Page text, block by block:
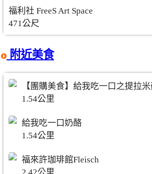
福利社 FreeS Art Space
471公尺
附近美食
【團購美食】給我吃一口之提拉
1.54公里
給我吃一口奶酪
1.54公里
福來許珈琲館Fleisch